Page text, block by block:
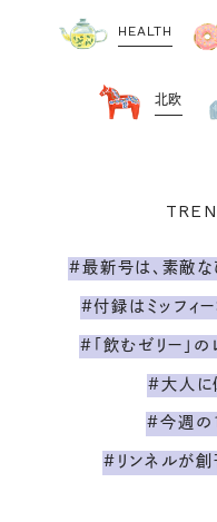
HEALTH
北欧
#最新号は、素敵な
#付録はミッフィ
#「飲むゼリー」
#大人に
#今週の
#リンネルが創